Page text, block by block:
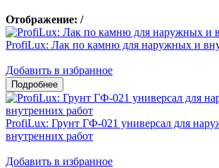
Отображение: /
ProfiLux: Лак по камню для наружных и
Добавить в избранное
ProfiLux: Грунт ГФ-021 универсал для
внутренних работ
Добавить в избранное